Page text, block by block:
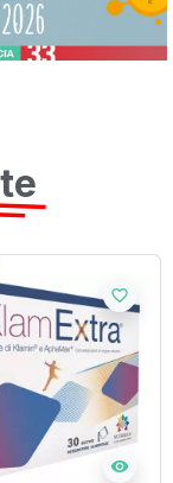
visibility
favorite_border